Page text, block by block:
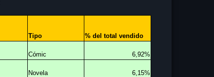
Tipo
% del total vendido
Cómic
6,92%
Novela
6,15%